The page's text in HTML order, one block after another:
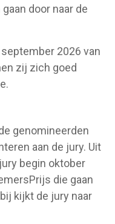
door naar de
2026 van
zij zich goed
genomineerden
aan de jury. Uit
begin oktober
die gaan
kijkt de jury naar